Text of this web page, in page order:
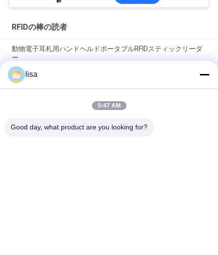
RFIDの棒の読者
動物電子耳札用ハンドヘルドポータブルRFIDスティックリーダ
ー
OLEDディスプレイ搭載データ保存型プロフェッショナル家畜
RFIDタグリーダー PT290
128 * 32 OLEDスクリーンが付いている携帯用RFIDの棒の読者の
lisa
5:47 AM
Good day, what product are you looking for?